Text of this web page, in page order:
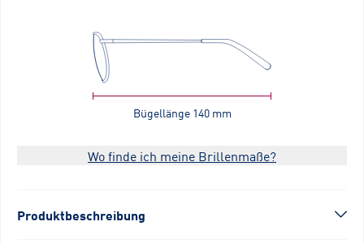
Bügellänge 140 mm
Wo finde ich meine Brillenmaße?
Produktbeschreibung